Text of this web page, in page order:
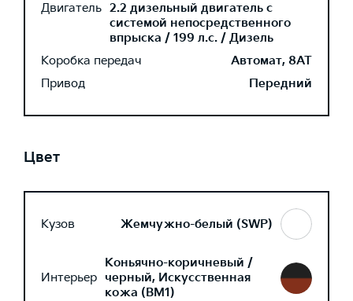
Двигатель 2.2 дизельный двигатель с
системой непосредственного
впрыска / 199 л.с. / Дизель
Коробка передач
Автомат, 8AT
Привод
Передний
Цвет
Кузов Жемчужно-белый (SWP)
Интерьер
Коньячно-коричневый /
черный, Искусственная
кожа (BM1)